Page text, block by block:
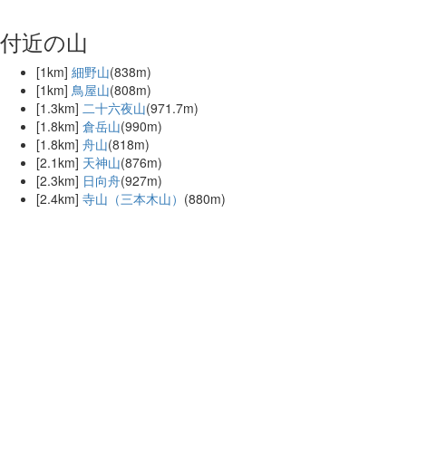
付近の山
[1km] 細野山(838m)
[1km] 鳥屋山(808m)
[1.3km] 二十六夜山(971.7m)
[1.8km] 倉岳山(990m)
[1.8km] 舟山(818m)
[2.1km] 天神山(876m)
[2.3km] 日向舟(927m)
[2.4km] 寺山（三本木山） (880m)